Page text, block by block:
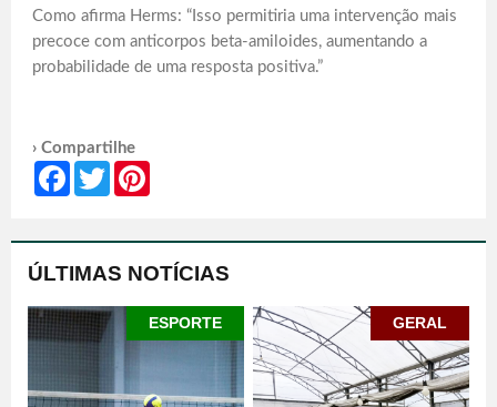
Como afirma Herms: “Isso permitiria uma intervenção mais
precoce com anticorpos beta-amiloides, aumentando a
probabilidade de uma resposta positiva.”
› Compartilhe
Facebook
Twitter
ÚLTIMAS NOTÍCIAS
ESPORTE GERAL